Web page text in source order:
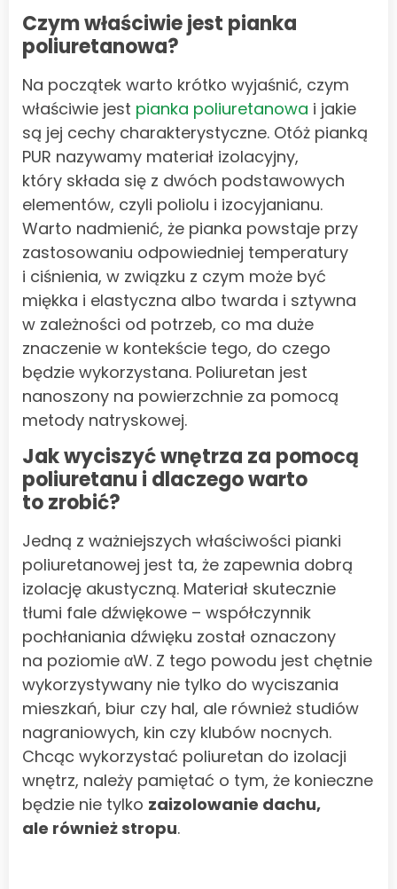
Czym właściwie jest pianka
poliuretanowa?
Na początek warto krótko wyjaśnić, czym
właściwie jest pianka poliuretanowa i jakie
są jej cechy charakterystyczne. Otóż pianką
PUR nazywamy materiał izolacyjny,
który składa się z dwóch podstawowych
elementów, czyli poliolu i izocyjanianu.
Warto nadmienić, że pianka powstaje przy
zastosowaniu odpowiedniej temperatury
i ciśnienia, w związku z czym może być
miękka i elastyczna albo twarda i sztywna
w zależności od potrzeb, co ma duże
znaczenie w kontekście tego, do czego
będzie wykorzystana. Poliuretan jest
nanoszony na powierzchnie za pomocą
metody natryskowej.
Jak wyciszyć wnętrza za pomocą
poliuretanu i dlaczego warto
to zrobić?
Jedną z ważniejszych właściwości pianki
poliuretanowej jest ta, że zapewnia dobrą
izolację akustyczną. Materiał skutecznie
tłumi fale dźwiękowe – współczynnik
pochłaniania dźwięku został oznaczony
na poziomie αW. Z tego powodu jest chętnie
wykorzystywany nie tylko do wyciszania
mieszkań, biur czy hal, ale również studiów
nagraniowych, kin czy klubów nocnych.
Chcąc wykorzystać poliuretan do izolacji
wnętrz, należy pamiętać o tym, że konieczne
będzie nie tylko zaizolowanie dachu,
ale również stropu.